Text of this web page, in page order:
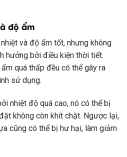
độ ẩm
và độ ẩm tốt, nhưng không
hưởng bởi điều kiện thời tiết.
quá thấp đều có thể gây ra
sử dụng.
nhiệt độ quá cao, nó có thể bị
không còn khít chặt. Ngược lại,
cũng có thể bị hư hại, làm giảm